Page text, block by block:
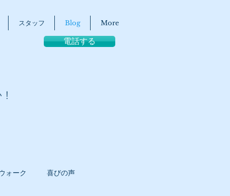
スタッフ Blog More
電話する
ォーク 喜びの声